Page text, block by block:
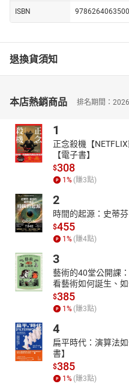
跟著現代男孩英雄進入唐朝
的壯志與豪邁，也見證人性的
領孩子真正認識唐詩，啟發美感
特色2 透過貼近讀者生活經驗
特色3 囊括唐詩四大流派（浪漫
特色4 每則故事後皆附有該首
10首相關詩作、詩人生平介紹
本系列共4冊
1.詩無敵──李白
2.讓我們看雲去──王維、孟浩然
3.邊邊──邊塞詩
4.麻煩小姐──杜甫
◎本書關鍵字：唐詩、邊塞詩
◎無注音，適合10~15歲以上閱
◎教育議題分類：生涯發展、家
◎學習領域分類：語文、社會
作者簡介
知名作家與中文系教授，已
曼娟小學堂】，致力推廣少兒
養，企圖將經典轉化為生活化
娟奇幻學堂】，2008～2009年
2010年策劃出版【張曼娟唐詩
ISBN 9786264063500
退換貨須知
本店熱銷商品 排名期間：
1
正念殺機【
【電子書】
$308
1 % (賺3點)
2
時間的起源：史蒂
$455
1 % (賺4點)
3
藝術的40堂公開課
看藝術如何誕生、
$385
1 % (賺3點)
4
扁平時代：演算法
書】
$385
1 % (賺3點)